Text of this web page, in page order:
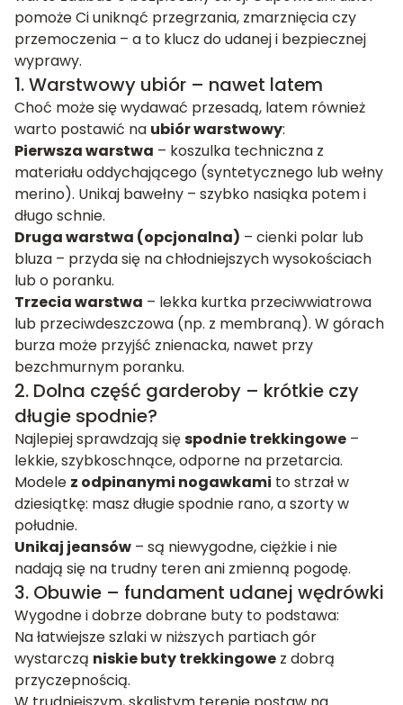
pomoże Ci uniknąć przegrzania, zmarznięcia czy
przemoczenia – a to klucz do udanej i bezpiecznej
wyprawy.
1. Warstwowy ubiór – nawet latem
Choć może się wydawać przesadą, latem również
warto postawić na ubiór warstwowy:
Pierwsza warstwa – koszulka techniczna z
materiału oddychającego (syntetycznego lub wełny
merino). Unikaj bawełny – szybko nasiąka potem i
długo schnie.
Druga warstwa (opcjonalna) – cienki polar lub
bluza – przyda się na chłodniejszych wysokościach
lub o poranku.
Trzecia warstwa – lekka kurtka przeciwwiatrowa
lub przeciwdeszczowa (np. z membraną). W górach
burza może przyjść znienacka, nawet przy
bezchmurnym poranku.
2. Dolna część garderoby – krótkie czy
długie spodnie?
Najlepiej sprawdzają sięspodnie trekkingowe –
lekkie, szybkoschnące, odporne na przetarcia.
Modele z odpinanymi nogawkami to strzał w
dziesiątkę: masz długie spodnie rano, a szorty w
południe.
Unikaj jeansów – są niewygodne, ciężkie i nie
nadają się na trudny teren ani zmienną pogodę.
3. Obuwie – fundament udanej wędrówki
Wygodne i dobrze dobrane buty to podstawa:
Na łatwiejsze szlaki w niższych partiach gór
wystarczą niskie buty trekkingowe z dobrą
przyczepnością.